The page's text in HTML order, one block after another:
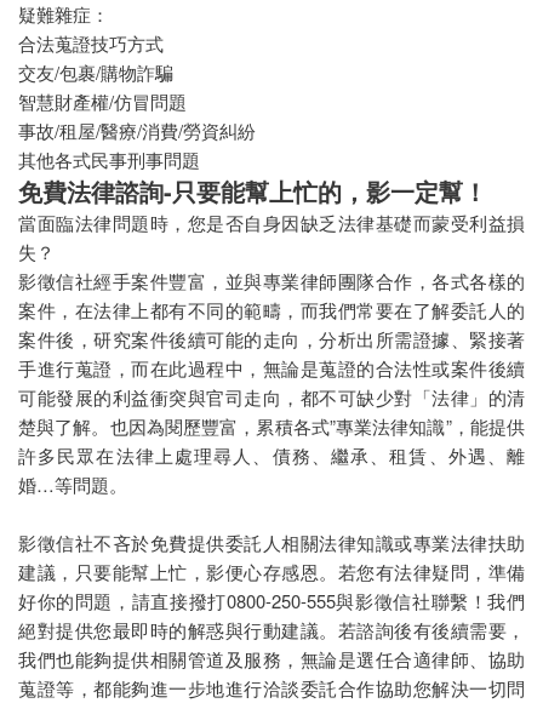
疑難雜症：
合法蒐證技巧方式
交友/包裹/購物詐騙
智慧財產權/仿冒問題
事故/租屋/醫療/消費/勞資糾紛
其他各式民事刑事問題
免費法律諮詢-只要能幫上忙的，影一定幫！
當面臨法律問題時，您是否自身因缺乏法律基礎而蒙受利益損
失？
影徵信社經手案件豐富，並與專業律師團隊合作，各式各樣的
案件，在法律上都有不同的範疇，而我們常要在了解委託人的
案件後，研究案件後續可能的走向，分析出所需證據、緊接著
手進行蒐證，而在此過程中，無論是蒐證的合法性或案件後續
可能發展的利益衝突與官司走向，都不可缺少對「法律」的清
楚與了解。也因為閱歷豐富，累積各式”專業法律知識”，能提供
許多民眾在法律上處理尋人、債務、繼承、租賃、外遇、離
婚…等問題。
影徵信社不吝於免費提供委託人相關法律知識或專業法律扶助
建議，只要能幫上忙，影便心存感恩。若您有法律疑問，準備
好你的問題，請直接撥打0800-250-555與影徵信社聯繫！我們
絕對提供您最即時的解惑與行動建議。若諮詢後有後續需要，
我們也能夠提供相關管道及服務，無論是選任合適律師、協助
蒐證等，都能夠進一步地進行洽談委託合作協助您解決一切問